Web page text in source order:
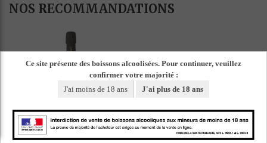
NOS RECOMMANDATIONS
CRÉMANT D'ALSACE
BLANC
EN SAVOIR PLUS
Ce site présente des boissons alcoolisées. Pour continuer, veuillez
confirmer votre majorité :
J'ai moins de 18 ans
J'ai plus de 18 ans